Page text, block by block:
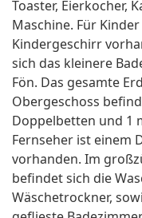
Toaster, Eierkocher,
Maschine. Für
Kindergeschirr
sich das kleinere
Fön. Das gesamte
Obergeschoss
Doppelbetten und 1
Fernseher ist einem
vorhanden. Im
befindet sich die
Wäschetrockner,